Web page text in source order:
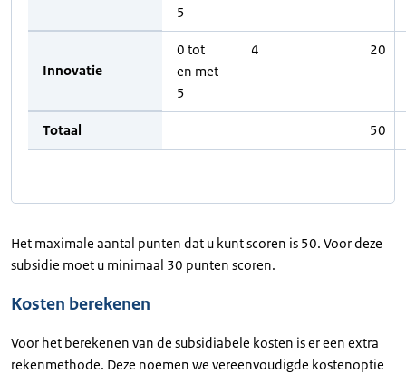
5
Innovatie
0 tot
en met
5
4 20
Totaal 50
Het maximale aantal punten dat u kunt scoren is 50. Voor deze
subsidie moet u minimaal 30 punten scoren.
Kosten berekenen
Voor het berekenen van de subsidiabele kosten is er een extra
rekenmethode. Deze noemen we vereenvoudigde kostenoptie